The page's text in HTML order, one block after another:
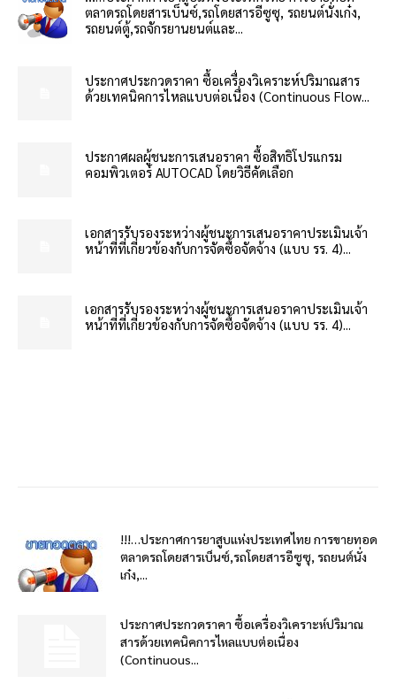
ตลาดรถโดยสารเบ็นซ์,รถโดยสารอีซูซุ, รถยนต์นั่งเก๋ง,
รถยนต์ตู้,รถจักรยานยนต์และ...
ประกาศประกวดราคา ซื้อเครื่องวิเคราะห์ปริมาณสาร
ด้วยเทคนิคการไหลแบบต่อเนื่อง (Continuous Flow...
ประกาศผลผู้ชนะการเสนอราคา ซื้อสิทธิโปรแกรม
คอมพิวเตอร์ AUTOCAD โดยวิธีคัดเลือก
เอกสารรับรองระหว่างผู้ชนะการเสนอราคาประเมินเจ้า
หน้าที่ที่เกี่ยวข้องกับการจัดซื้อจัดจ้าง (แบบ รร. 4)...
เอกสารรับรองระหว่างผู้ชนะการเสนอราคาประเมินเจ้า
หน้าที่ที่เกี่ยวข้องกับการจัดซื้อจัดจ้าง (แบบ รร. 4)...
!!!…ประกาศการยาสูบแห่งประเทศไทย การขายทอด
ตลาดรถโดยสารเบ็นซ์,รถโดยสารอีซูซุ, รถยนต์นั่ง
เก๋ง,...
ประกาศประกวดราคา ซื้อเครื่องวิเคราะห์ปริมาณ
สารด้วยเทคนิคการไหลแบบต่อเนื่อง
(Continuous...